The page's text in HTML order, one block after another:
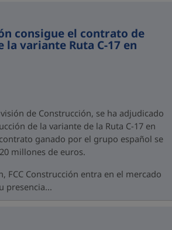
consigue el contrato de
la variante Ruta C-17 en
de Construcción, se ha adjudicado
de la variante de la Ruta C-17 en
ganado por el grupo español se
millones de euros.
FCC Construcción entra en el mercado
presencia...